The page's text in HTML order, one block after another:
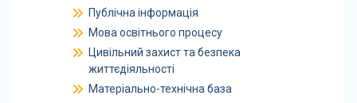
Публічна інформація
Мова освітнього процесу
Цивільний захист та безпека
життєдіяльності
Матеріально-технічна база